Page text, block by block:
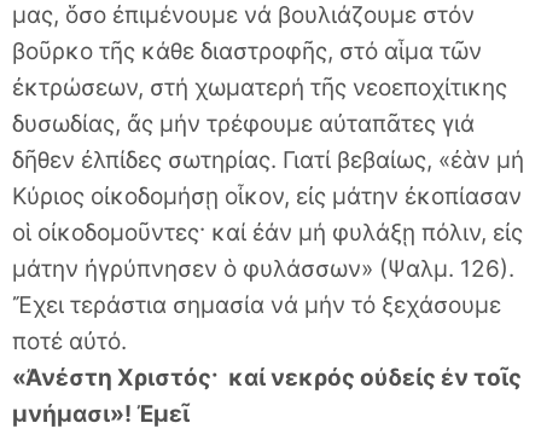
μας, ὅσο ἐπιμένουμε νά βουλιάζουμε στόν
βοῦρκο τῆς κάθε διαστροφῆς, στό αἷμα τῶν
ἐκτρώσεων, στή χωματερή τῆς νεοεποχίτικης
δυσωδίας, ἄς μήν τρέφουμε αὐταπᾶτες γιά
δῆθεν ἐλπίδες σωτηρίας. Γιατί βεβαίως, «ἐὰν μή
Κύριος οἰκοδομήσῃ οἶκον, εἰς μάτην ἐκοπίασαν
οἱ οἰκοδομοῦντες· καί ἐάν μή φυλάξῃ πόλιν, εἰς
μάτην ἠγρύπνησεν ὁ φυλάσσων» (Ψαλμ. 126).
Ἔχει τεράστια σημασία νά μήν τό ξεχάσουμε
ποτέ αὐτό.
«Ἀνέστη Χριστός· καί νεκρός οὐδείς ἐν τοῖς
μνήμασι»! Ἐμεῖ